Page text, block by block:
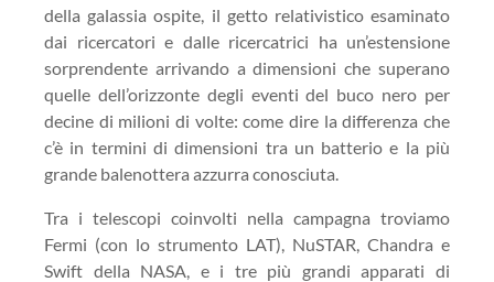
della galassia ospite, il getto relativistico esaminato
dai ricercatori e dalle ricercatrici ha un’estensione
sorprendente arrivando a dimensioni che superano
quelle dell’orizzonte degli eventi del buco nero per
decine di milioni di volte: come dire la differenza che
c’è in termini di dimensioni tra un batterio e la più
grande balenottera azzurra conosciuta.
Tra i telescopi coinvolti nella campagna troviamo
Fermi (con lo strumento LAT), NuSTAR, Chandra e
Swift della NASA, e i tre più grandi apparati di